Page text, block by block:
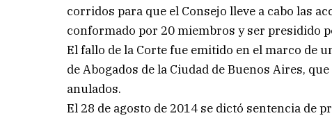
corridos para que el Consejo lleve a cabo las
conformado por 20 miembros y ser presidido
El fallo de la Corte fue emitido en el marco de
de Abogados de la Ciudad de Buenos Aires,
anulados.
El 28 de agosto de 2014 se dictó sentencia de